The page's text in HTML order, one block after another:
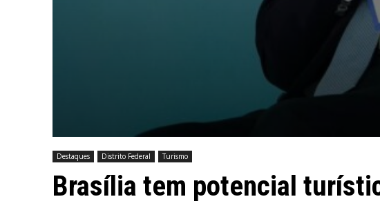
Destaques Distrito Federal Turismo
Brasília tem potencial